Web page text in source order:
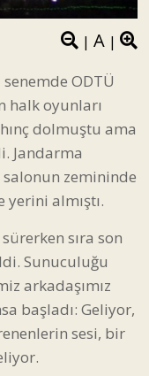
| A |
ODTÜ
halk oyunları
dolmuştu ama
Jandarma
salonun zemininde
yerini almıştı.
sıra son
Sunuculuğu
arkadaşımız
başladı: Geliyor,
sesi, bir